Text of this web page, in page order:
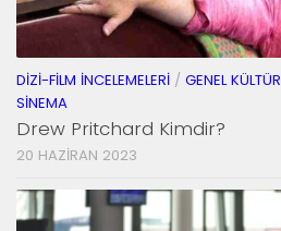
DIZI-FILM İNCELEMELERI / GENEL KÜLTÜR
SINEMA
Drew Pritchard Kimdir?
20 HAZIRAN 2023